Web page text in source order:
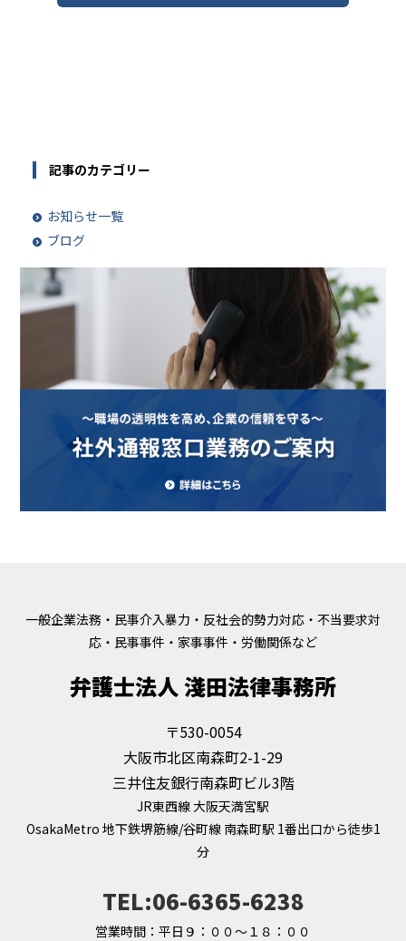
記事のカテゴリー
お知らせ一覧
ブログ
一般企業法務・民事介入暴力・反社会的勢力対応・不当要求対
応・民事事件・家事事件・労働関係など
弁護士法人 淺田法律事務所
〒530-0054
大阪市北区南森町2-1-29
三井住友銀行南森町ビル3階
JR東西線 大阪天満宮駅
OsakaMetro 地下鉄堺筋線/谷町線 南森町駅 1番出口から徒歩1
分
TEL:06-6365-6238
営業時間：平日９：００～１８：００